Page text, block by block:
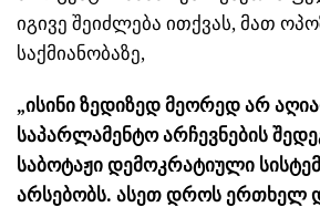
იგივე შეიძლება ითქვას, მათ
საქმიანობაზე,
„ისინი ზედიზედ მეორედ არ
საპარლამენტო არჩევნების
საბოტაჟი დემოკრატიული
არსებობს. ასეთ დროს ერთხელ